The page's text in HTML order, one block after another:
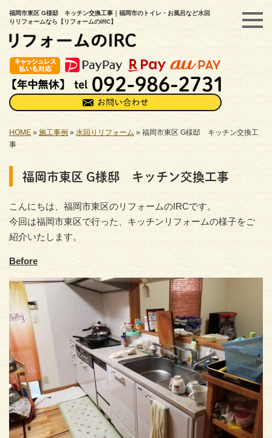
福岡市東区 G様邸 キッチン交換工事｜福岡市のトイレ・お風呂など水回
りリフォームなら【リフォームのIRC】
HOME » 施工事例 » 水回りリフォーム » 福岡市東区 G様邸 キッチン交換工
事
福岡市東区 G様邸 キッチン交換工事
こんにちは、福岡市東区のリフォームのIRCです。
今回は福岡市東区で行った、キッチンリフォームの様子をご
紹介いたします。
Before